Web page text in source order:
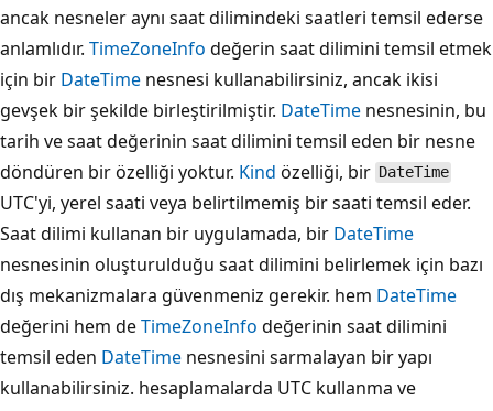
ancak nesneler aynı saat dilimindeki saatleri temsil ederse
anlamlıdır. TimeZoneInfo değerin saat dilimini temsil etmek
için bir DateTime nesnesi kullanabilirsiniz, ancak ikisi
gevşek bir şekilde birleştirilmiştir. DateTime nesnesinin, bu
tarih ve saat değerinin saat dilimini temsil eden bir nesne
döndüren bir özelliği yoktur. Kind özelliği, bir DateTime
UTC'yi, yerel saati veya belirtilmemiş bir saati temsil eder.
Saat dilimi kullanan bir uygulamada, bir DateTime
nesnesinin oluşturulduğu saat dilimini belirlemek için bazı
dış mekanizmalara güvenmeniz gerekir. hem DateTime
değerini hem deTimeZoneInfo değerinin saat dilimini
temsil eden DateTime nesnesini sarmalayan bir yapı
kullanabilirsiniz. hesaplamalarda UTC kullanma ve